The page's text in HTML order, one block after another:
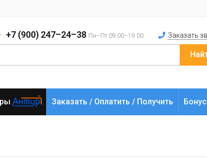
+7 (900) 247–24–38 Пн–Пт 09:00–19:00 Заказать
Заказать / Оплатить / Получить